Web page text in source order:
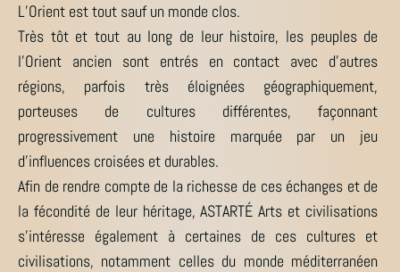
L’Orient est tout sauf un monde clos.
Très tôt et tout au long de leur histoire, les peuples de
l’Orient ancien sont entrés en contact avec d’autres
régions, parfois très éloignées géographiquement,
porteuses de cultures différentes, façonnant
progressivement une histoire marquée par un jeu
d’influences croisées et durables.
Afin de rendre compte de la richesse de ces échanges et de
la fécondité de leur héritage, ASTARTÉ Arts et civilisations
s’intéresse également à certaines de ces cultures et
civilisations, notamment celles du monde méditerranéen